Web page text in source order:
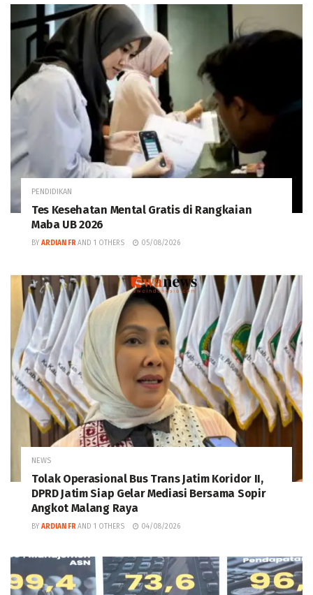
PENDIDIKAN
Tes Kesehatan Mental Gratis di Rangkaian
Maba UB 2026
BY ARDIAN FR AND 1 OTHERS 05/08/2026
NEWS
Tolak Operasional Bus Trans Jatim Koridor II,
DPRD Jatim Siap Gelar Mediasi Bersama Sopir
Angkot Malang Raya
BY ARDIAN FR AND 1 OTHERS 04/08/2026